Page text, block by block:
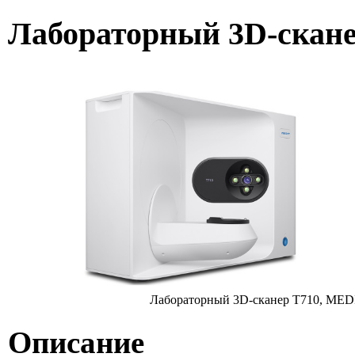
Лабораторный 3D-
Лабораторный 3D-сканер T710,
Описание